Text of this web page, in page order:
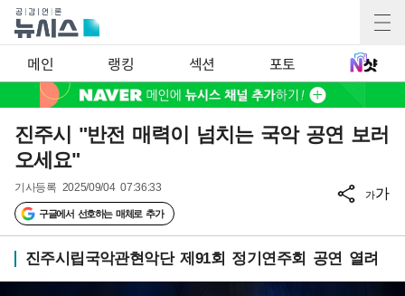
메인 랭킹 섹션 포토
진주시 "반전 매력이 넘치는 국악 공연 보러
오세요"
기사등록 2025/09/04 07:36:33
구글에서 선호하는 매체로 추가
가가
진주시립국악관현악단 제91회 정기연주회 공연 열려